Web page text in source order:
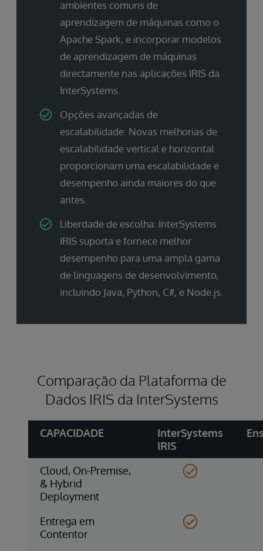
ambientes comuns de
aprendizagem de máquinas como o
Apache Spark, e incorporar modelos
de aprendizagem de máquinas
directamente nas aplicações IRIS da
InterSystems.
Opções avançadas de
escalabilidade: Novas melhorias de
escalabilidade vertical e horizontal
proporcionam uma escalabilidade e
desempenho ainda maiores do que
antes.
Liberdade de escolha: InterSystems
IRIS suporta e fornece melhor
desempenho para uma ampla gama
de linguagens de desenvolvimento,
incluindo Java, Python, C#, e Node.js.
Comparação da Plataforma de
Dados IRIS da InterSystems
CAPACIDADE
InterSystems
IRIS
Cloud, On-Premise,
& Hybrid
Deployment
Entrega em
Contentor